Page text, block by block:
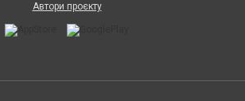
Автори проєкту